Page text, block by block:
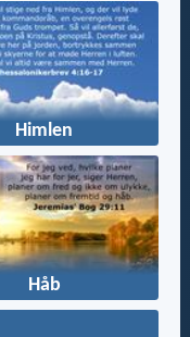
Himlen
Håb